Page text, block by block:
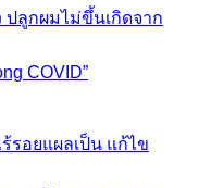
ลูกผมไม่ขึ้นเกิดจาก
COVID”
รอยแผลเป็น แก้ไข